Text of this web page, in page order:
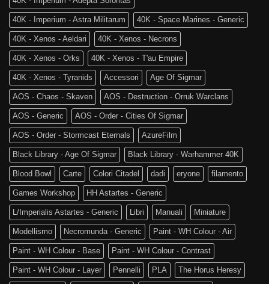
of
Sigmar
è
tra
noi!
40K - Imperium - Astra Militarum 40K - Space Marines - Generic
40K - Xenos - Aeldari 40K - Xenos - Necrons
40K - Xenos - Orks 40K - Xenos - T'au Empire
40K - Xenos - Tyranids Accessori Age Of Sigmar
AOS - Chaos - Skaven AOS - Destruction - Orruk Warclans
AOS - Generic AOS - Order - Cities Of Sigmar
AOS - Order - Stormcast Eternals AzureFilm
Black Library - Age Of Sigmar Black Library - Warhammer 40K
Blood Bowl Carte Colori Citadel dadi eryone filamento
Games Workshop HH Astartes - Generic
L/Imperialis Astartes - Generic Libri Manuali Miniature
Modellismo Necromunda - Generic Paint - WH Colour - Air
Paint - WH Colour - Base Paint - WH Colour - Contrast
Paint - WH Colour - Layer Pennelli PLA The Horus Heresy